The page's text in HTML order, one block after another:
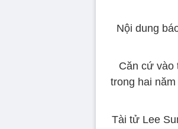
Nội dung
Căn cứ vào
trong hai
Tài tử Lee